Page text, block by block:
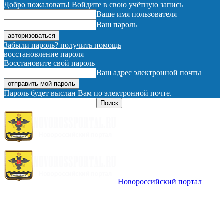
Добро пожаловать! Войдите в свою учётную запись
Ваше имя пользователя
Ваш пароль
Забыли пароль? получить помощь
восстановление пароля
Восстановите свой пароль
Ваш адрес электронной почты
Пароль будет выслан Вам по электронной почте.
Новороссийский портал